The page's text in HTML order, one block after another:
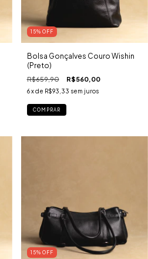
15% OFF
Bolsa Gonçalves Couro Wishin
(Preto)
R$659,90 R$560,00
6 x de R$93,33 sem juros
COMPRAR
15% OFF